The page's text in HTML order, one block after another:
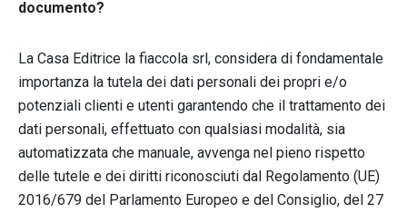
documento?
La Casa Editrice la fiaccola srl, considera di fondamentale
importanza la tutela dei dati personali dei propri e/o
potenziali clienti e utenti garantendo che il trattamento dei
dati personali, effettuato con qualsiasi modalità, sia
automatizzata che manuale, avvenga nel pieno rispetto
delle tutele e dei diritti riconosciuti dal Regolamento (UE)
2016/679 del Parlamento Europeo e del Consiglio, del 27